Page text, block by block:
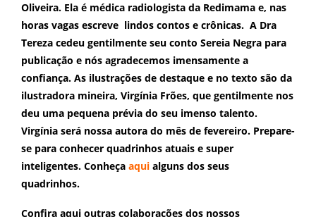
Oliveira. Ela é médica radiologista da Redimama e, nas
horas vagas escreve lindos contos e crônicas. A Dra
Tereza cedeu gentilmente seu conto Sereia Negra para
publicação e nós agradecemos imensamente a
confiança. As ilustrações de destaque e no texto são da
ilustradora mineira, Virgínia Frões, que gentilmente nos
deu uma pequena prévia do seu imenso talento.
Virgínia será nossa autora do mês de fevereiro. Prepare-
se para conhecer quadrinhos atuais e super
inteligentes. Conheça aqui alguns dos seus
quadrinhos.
Confira aqui outras colaborações dos nossos